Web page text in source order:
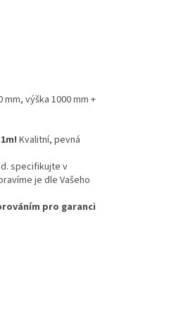
výška 1000 mm +
Kvalitní, pevná
specifikujte v
je dle Vašeho
pro garanci